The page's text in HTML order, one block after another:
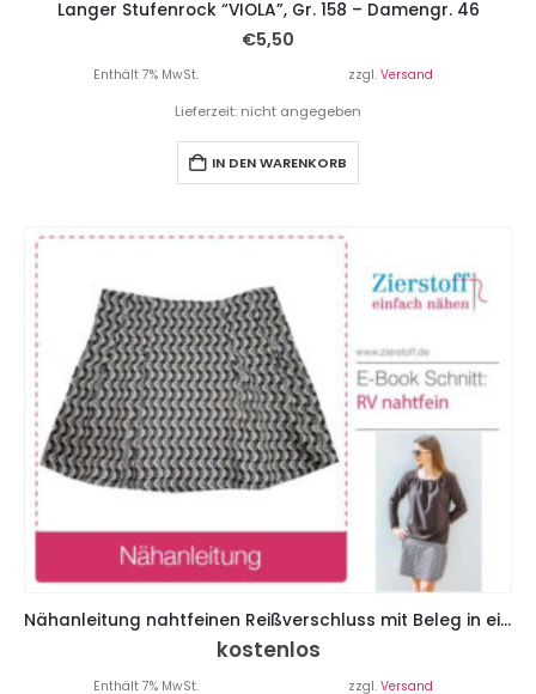
Langer Stufenrock “VIOLA”, Gr. 158 – Damengr. 46
€5,50
Enthält 7% MwSt. zzgl. Versand
Lieferzeit: nicht angegeben
IN DEN WARENKORB
Nähanleitung nahtfeinen Reißverschluss mit Beleg in einen Rock einnähen
kostenlos
Enthält 7% MwSt. zzgl. Versand